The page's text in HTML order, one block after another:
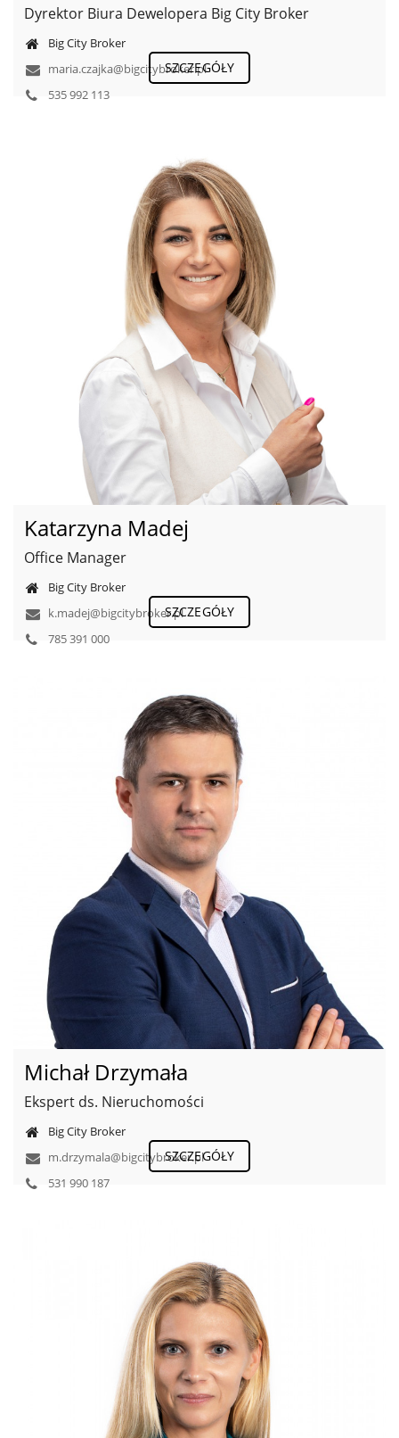
Dyrektor Biura Dewelopera Big City Broker
Big City Broker
maria.czajka@bigcitybroker.pl
535 992 113
SZCZEGÓŁY
Katarzyna Madej
Office Manager
Big City Broker
k.madej@bigcitybroker.pl
785 391 000
SZCZEGÓŁY
Michał Drzymała
Ekspert ds. Nieruchomości
Big City Broker
m.drzymala@bigcitybroker.pl
531 990 187
SZCZEGÓŁY